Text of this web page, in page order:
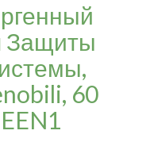
Защиты
60